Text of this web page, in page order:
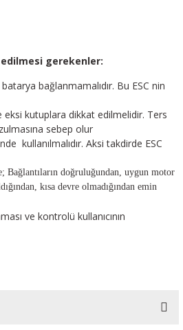
edilmesi gerekenler:
bağlanmamalıdır. Bu ESC nin
eksi kutuplara dikkat edilmelidir. Ters
sebep olur
kullanılmalıdır. Aksi takdirde ESC
Bağlantıların doğruluğundan, uygun motor
kısa devre olmadığından emin
ve kontrolü kullanıcının